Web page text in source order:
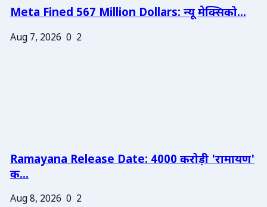
Meta Fined 567 Million Dollars: न्यू मेक्सिको...
Aug 7, 2026 0 2
Ramayana Release Date: 4000 करोड़ी 'रामायण'
क...
Aug 8, 2026 0 2